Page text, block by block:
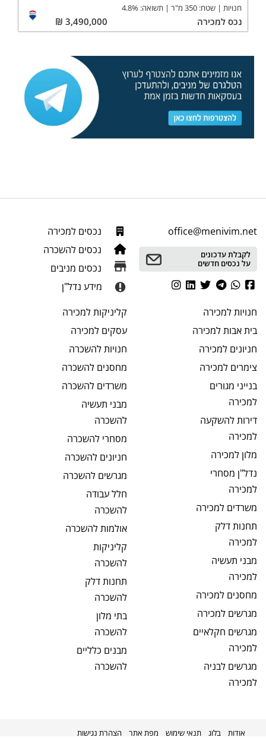
חנויות
שטח: 350 מ"ר תשואה: 4.8%
נכס למכירה 3,490,000
₪
office@menivim.net
לקבלת עדכונים
על נכסים חדשים
נכסים למכירה
נכסים להשכרה
נכסים מניבים
מידע נדל"ן
חנויותלמכירה
בית אבותלמכירה
חניונים למכירה
צימרים למכירה
בנייני מגורים
למכירה
דירות להשקעה
למכירה
מלון למכירה
נדל"ן מסחרי
למכירה
משרדים למכירה
תחנות דלק
למכירה
מבני תעשיה
למכירה
מחסנים למכירה
מגרשים למכירה
מגרשים חקלאיים
למכירה
מגרשים לבניה
למכירה
קליניקותלמכירה
עסקים למכירה
חנויותלהשכרה
מחסנים להשכרה
משרדים להשכרה
מבני תעשיה
להשכרה
מסחרי להשכרה
חניונים להשכרה
מגרשים להשכרה
חלל עבודה
להשכרה
אולמותלהשכרה
קליניקות
להשכרה
תחנות דלק
להשכרה
בתי מלון
להשכרה
מבנים כלליים
להשכרה
אודות בלוג תנאי שימוש מפת אתר
הצהרת נגישות